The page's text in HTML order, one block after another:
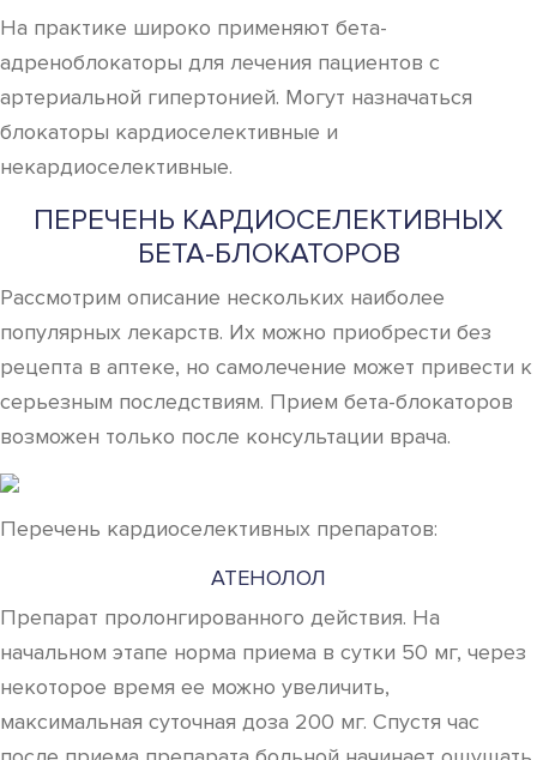
На практике широко применяют бета-
адреноблокаторы для лечения пациентов с
артериальной гипертонией. Могут назначаться
блокаторы кардиоселективные и
некардиоселективные.
ПЕРЕЧЕНЬ КАРДИОСЕЛЕКТИВНЫХ
БЕТА-БЛОКАТОРОВ
Рассмотрим описание нескольких наиболее
популярных лекарств. Их можно приобрести без
рецепта в аптеке, но самолечение может привести к
серьезным последствиям. Прием бета-блокаторов
возможен только после консультации врача.
Перечень кардиоселективных препаратов:
АТЕНОЛОЛ
Препарат пролонгированного действия. На
начальном этапе норма приема в сутки 50 мг, через
некоторое время ее можно увеличить,
максимальная суточная доза 200 мг. Спустя час